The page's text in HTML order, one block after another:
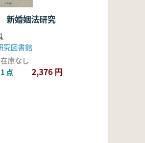
婚姻法研究
究図書館
在庫なし
1 点 2,376 円